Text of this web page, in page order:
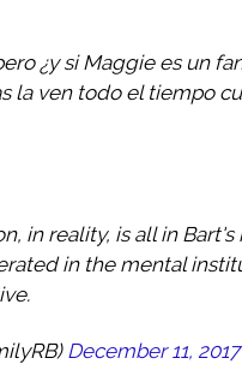
¿y si Maggie es un
la ven todo el tiempo
in reality, is all in
in the mental
December 11, 2017